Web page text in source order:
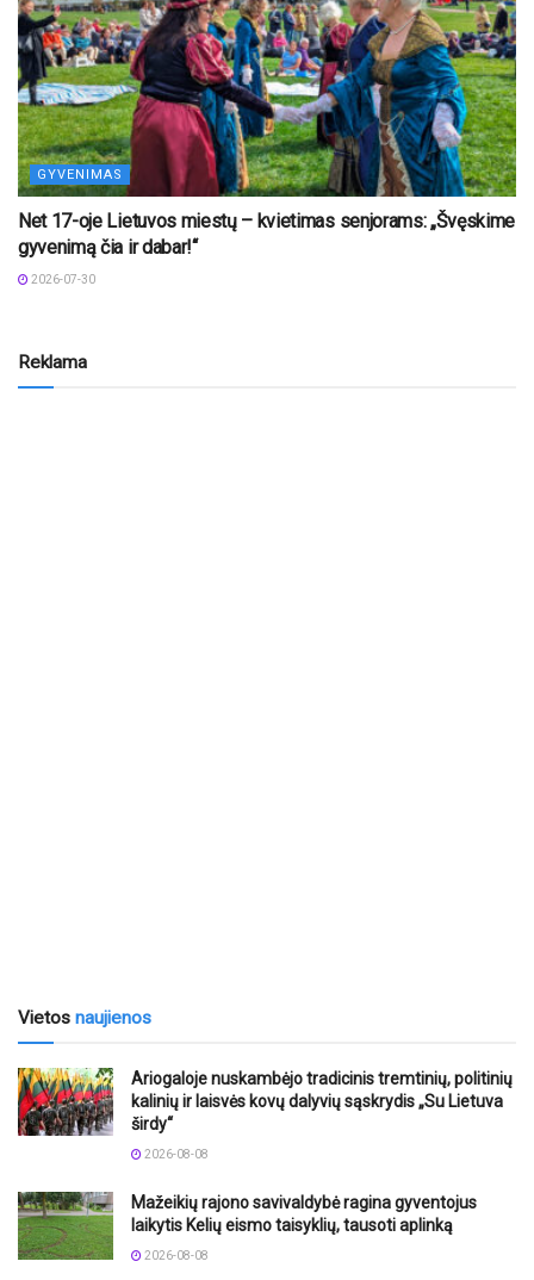
GYVENIMAS
Net 17-oje Lietuvos miestų – kvietimas senjorams: „Švęskime
gyvenimą čia ir dabar!“
2026-07-30
Reklama
Vietos naujienos
Ariogaloje nuskambėjo tradicinis tremtinių, politinių
kalinių ir laisvės kovų dalyvių sąskrydis „Su Lietuva
širdy“
2026-08-08
Mažeikių rajono savivaldybė ragina gyventojus
laikytis Kelių eismo taisyklių, tausoti aplinką
2026-08-08